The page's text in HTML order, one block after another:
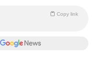
Copy link